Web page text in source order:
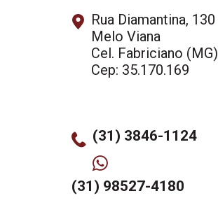
Rua Diamantina, 130
Melo Viana
Cel. Fabriciano (MG)
Cep: 35.170.169
(31) 3846-1124
(31) 98527-4180